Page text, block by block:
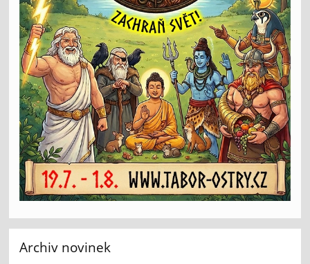
Archiv novinek